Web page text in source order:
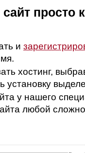
просто
и
хостинг,
установку
у нашего
любой